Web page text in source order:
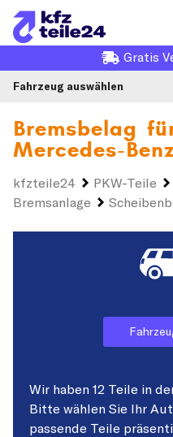
Gratis
Fahrzeug auswählen
Bremsbelag
Mercedes-
kfzteile24 PKW-Teile
Bremsanlage
Wir haben 12 Teile in
Bitte wählen Sie Ihr
passende Teile